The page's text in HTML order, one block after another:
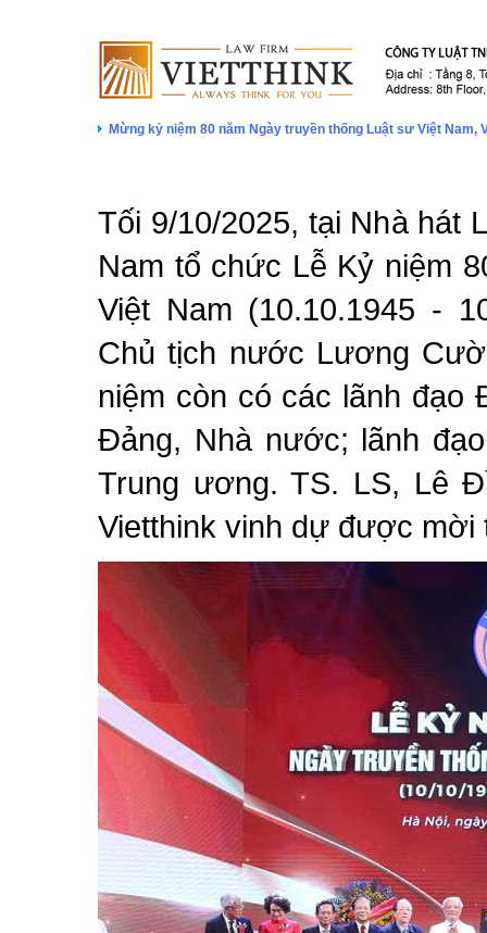
Mừng kỷ niệm 80 năm Ngày truyền thống Luật sư Việt
Tối 9/10/2025, tại Nhà hát
Nam tổ chức Lễ Kỷ niệm
Việt Nam (10.10.1945 -
Chủ tịch nước Lương
niệm còn có các lãnh đạo
Đảng, Nhà nước; lãnh
Trung ương. TS. LS, Lê
Vietthink vinh dự được mời